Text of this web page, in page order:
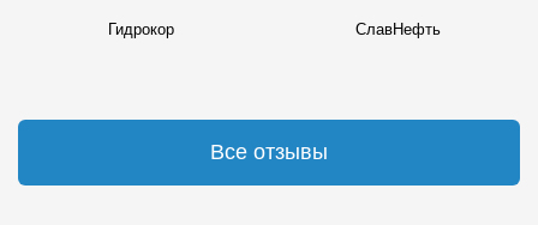
Гидрокор СлавНефть
Все отзывы